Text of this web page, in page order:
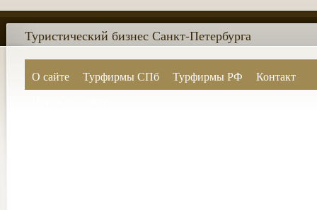
О сайте Турфирмы СПб Турфирмы РФ
Контакт
Туристический бизнес Санкт-Петербурга